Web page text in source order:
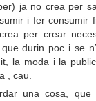
ja no crea per
i fer consumir
per crear
durin poc i se
la moda i la
, cau.
una cosa,